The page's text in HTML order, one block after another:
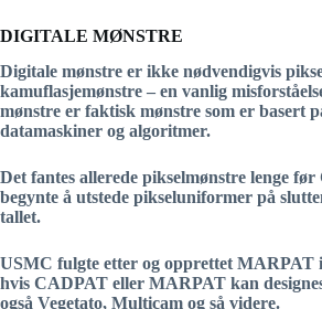
DIGITALE MØNSTRE
Digitale mønstre er ikke nødvendigvis
kamuflasjemønstre – en vanlig
mønstre er faktisk mønstre som er basert
datamaskiner og algoritmer.
Det fantes allerede pikselmønstre lenge før
begynte å utstede pikseluniformer på
tallet.
USMC fulgte etter og opprettet MARPAT
hvis CADPAT eller MARPAT kan
også Vegetato, Multicam og så videre.